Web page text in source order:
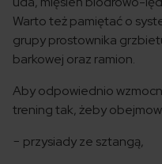
Warto też pamiętać o
grupy prostownika
barkowej oraz ramion.
Aby odpowiednio
trening tak, żeby
− przysiady ze sztangą,